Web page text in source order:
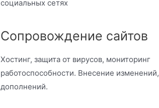
социальных сетях
Сопровождение сайтов
Хостинг, защита от вирусов, мониторинг
работоспособности. Внесение изменений,
дополнений.